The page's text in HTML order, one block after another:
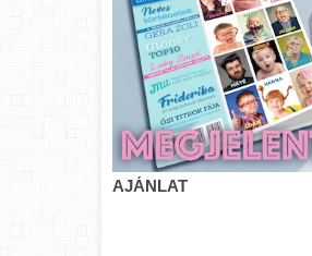
AJÁNLAT